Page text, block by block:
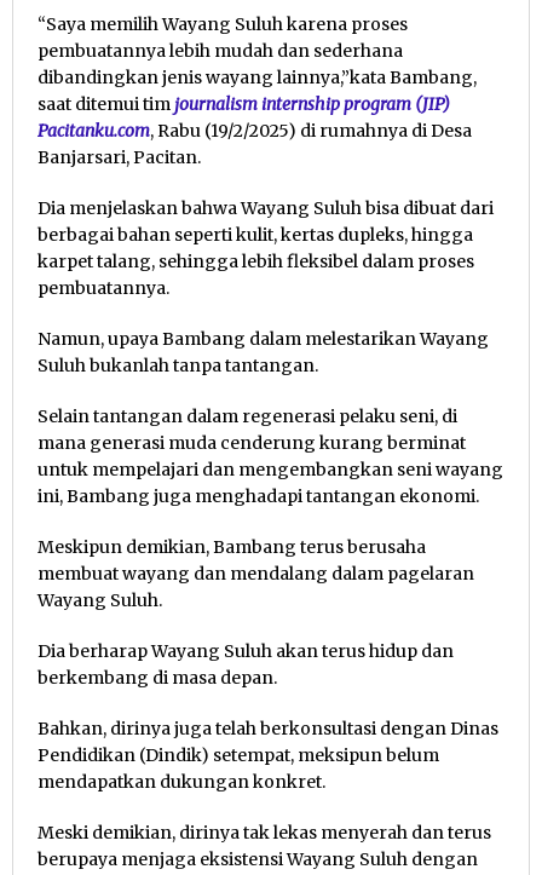
“Saya memilih Wayang Suluh karena proses
pembuatannya lebih mudah dan sederhana
dibandingkan jenis wayang lainnya,”kata Bambang,
saat ditemui tim journalism internship program (JIP)
Pacitanku.com, Rabu (19/2/2025) di rumahnya di Desa
Banjarsari, Pacitan.
Dia menjelaskan bahwa Wayang Suluh bisa dibuat dari
berbagai bahan seperti kulit, kertas dupleks, hingga
karpet talang, sehingga lebih fleksibel dalam proses
pembuatannya.
Namun, upaya Bambang dalam melestarikan Wayang
Suluh bukanlah tanpa tantangan.
Selain tantangan dalam regenerasi pelaku seni, di
mana generasi muda cenderung kurang berminat
untuk mempelajari dan mengembangkan seni wayang
ini, Bambang juga menghadapi tantangan ekonomi.
Meskipun demikian, Bambang terus berusaha
membuat wayang dan mendalang dalam pagelaran
Wayang Suluh.
Dia berharap Wayang Suluh akan terus hidup dan
berkembang di masa depan.
Bahkan, dirinya juga telah berkonsultasi dengan Dinas
Pendidikan (Dindik) setempat, meksipun belum
mendapatkan dukungan konkret.
Meski demikian, dirinya tak lekas menyerah dan terus
berupaya menjaga eksistensi Wayang Suluh dengan